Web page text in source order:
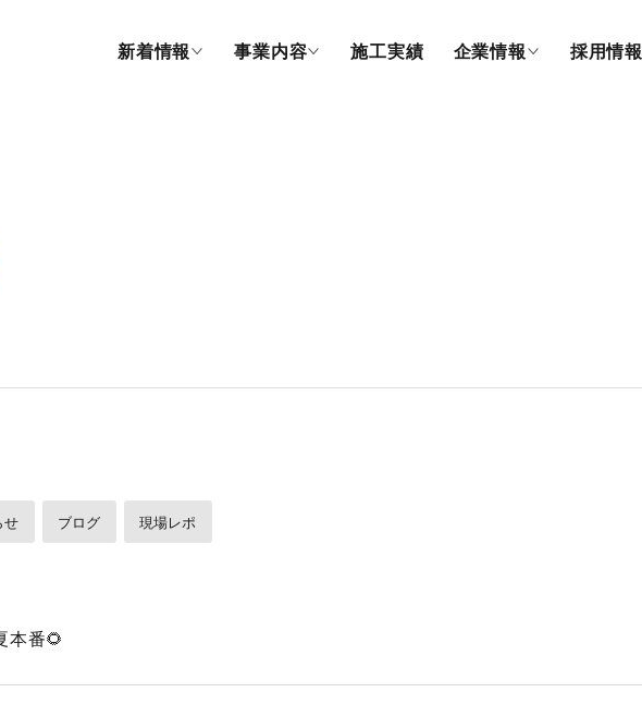
新着情報 事業内容 施工実績 企業情報 採用情報
せ ブログ 現場レポ
本番🌻